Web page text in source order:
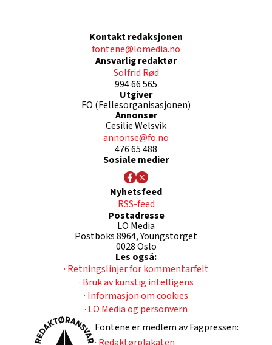
Kontakt redaksjonen
fontene@lomedia.no
Ansvarlig redaktør
Solfrid Rød
994 66 565
Utgiver
FO (Fellesorganisasjonen)
Annonser
Cesilie Welsvik
annonse@fo.no
476 65 488
Sosiale medier
Nyhetsfeed
RSS-feed
Postadresse
LO Media
Postboks 8964, Youngstorget
0028 Oslo
Les også:
· Retningslinjer for kommentarfelt
· Bruk av kunstig intelligens
· Informasjon om cookies
· LO Media og personvern
Fontene er medlem av Fagpressen: